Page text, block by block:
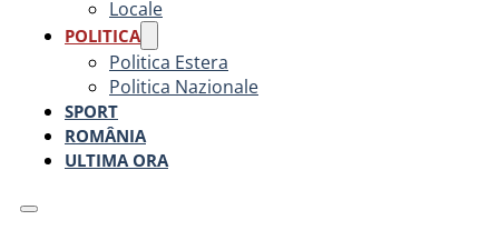
Locale
POLITICA
Politica Estera
Politica Nazionale
SPORT
ROMÂNIA
ULTIMA ORA